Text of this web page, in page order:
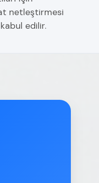
netleştirmesi
edilir.